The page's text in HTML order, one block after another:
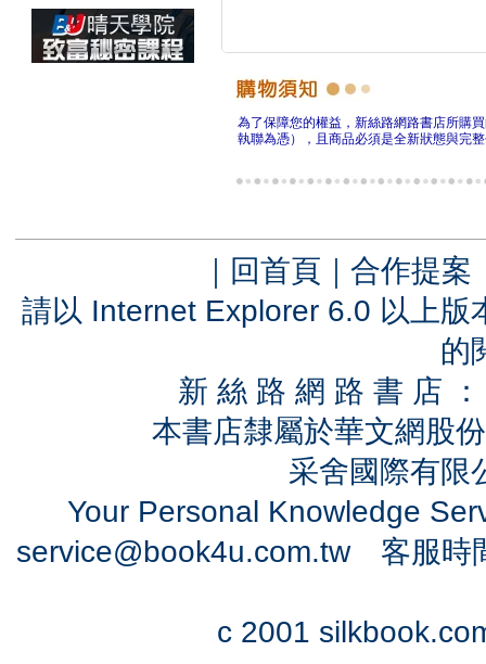
為了保障您的權益，新絲路網路書店所購
執聯為憑），且商品必須是全新狀態與完
｜ 回首頁 ｜ 合作提案
請以 Internet Explorer 6.0 以上
的
新 絲 路 網 路 書 店
本書店隸屬於華文網股
采舍國際有
Your Personal Knowledge
service@book4u.com.tw客服時
c 2001